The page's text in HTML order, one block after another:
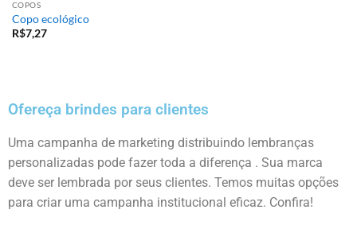
COPOS
Copo ecológico
R$7,27
Ofereça brindes para clientes
Uma campanha de marketing distribuindo lembranças
personalizadas pode fazer toda a diferença . Sua marca
deve ser lembrada por seus clientes. Temos muitas opções
para criar uma campanha institucional eficaz. Confira!